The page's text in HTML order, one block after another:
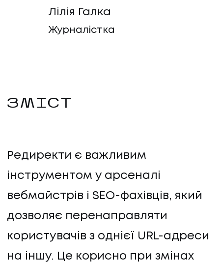
Лілія Галка
Журналістка
ЗМІСТ
Редиректи є важливим
інструментом у арсеналі
вебмайстрів і SEO-фахівців, який
дозволяє перенаправляти
користувачів з однієї URL-адреси
на іншу. Це корисно при змінах